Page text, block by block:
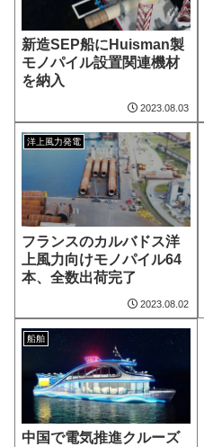
新造SEP船にHuisman製
モノパイル設置関連機材
を納入
2023.08.03
洋上風力発電
フランスのカルバドス洋
上風力向けモノパイル64
本、全数出荷完了
2023.08.02
船舶
中国で電気推進クルーズ